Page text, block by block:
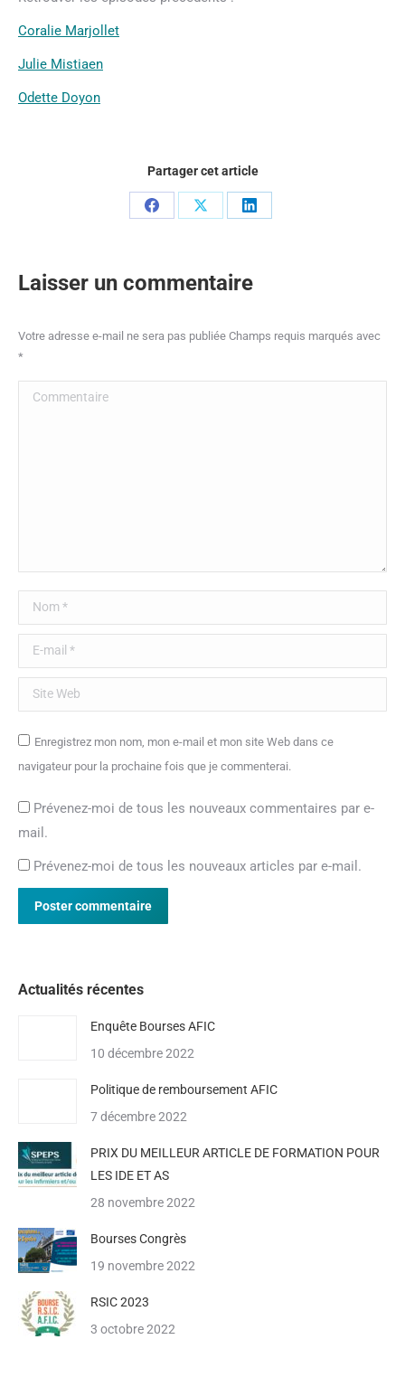
Coralie Marjollet
Julie Mistiaen
Odette Doyon
Partager cet article
PartagerPartagerPartager
Laisser un commentaire
Votre adresse e-mail ne sera pas publiée Champs requis marqués avec
*
Commentaire
Nom *
E-mail *
Site Web
Enregistrez mon nom, mon e-mail et mon site Web dans ce
navigateur pour la prochaine fois que je commenterai.
Prévenez-moi de tous les nouveaux commentaires par e-
mail.
Prévenez-moi de tous les nouveaux articles par e-mail.
Poster commentaire
Actualités récentes
Enquête Bourses AFIC
10 décembre 2022
Politique de remboursement AFIC
7 décembre 2022
PRIX DU MEILLEUR ARTICLE DE FORMATION POUR
LES IDE ET AS
28 novembre 2022
Bourses Congrès
19 novembre 2022
RSIC 2023
3 octobre 2022